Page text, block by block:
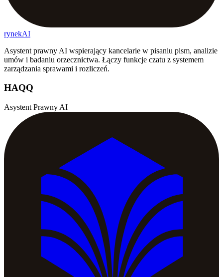
rynekAI
Asystent prawny AI wspierający kancelarie w pisaniu pism, analizie
umów i badaniu orzecznictwa. Łączy funkcje czatu z systemem
zarządzania sprawami i rozliczeń.
HAQQ
Asystent Prawny AI